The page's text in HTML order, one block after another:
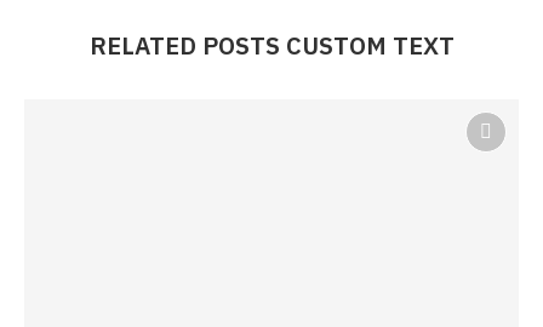
RELATED POSTS CUSTOM TEXT